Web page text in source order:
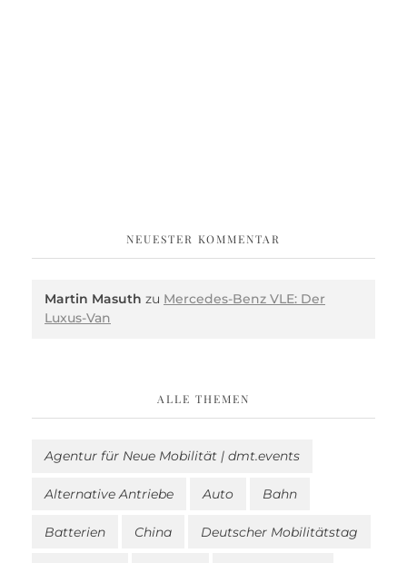
NEUESTER KOMMENTAR
Martin Masuth zu Mercedes-Benz VLE: Der
Luxus-Van
ALLE THEMEN
Agentur für Neue Mobilität | dmt.events
Alternative Antriebe Auto Bahn
Batterien China Deutscher Mobilitätstag